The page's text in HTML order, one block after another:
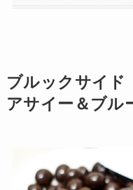
ブルックサイド
アサイー＆ブル